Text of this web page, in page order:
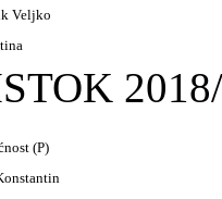
Veljko
(P)